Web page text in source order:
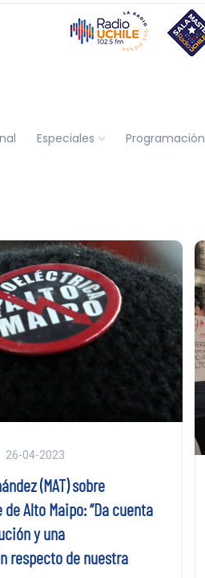
Especiales Programación
26-04-2023
(MAT) sobre
Alto Maipo: “Da cuenta
y una
respecto de nuestra